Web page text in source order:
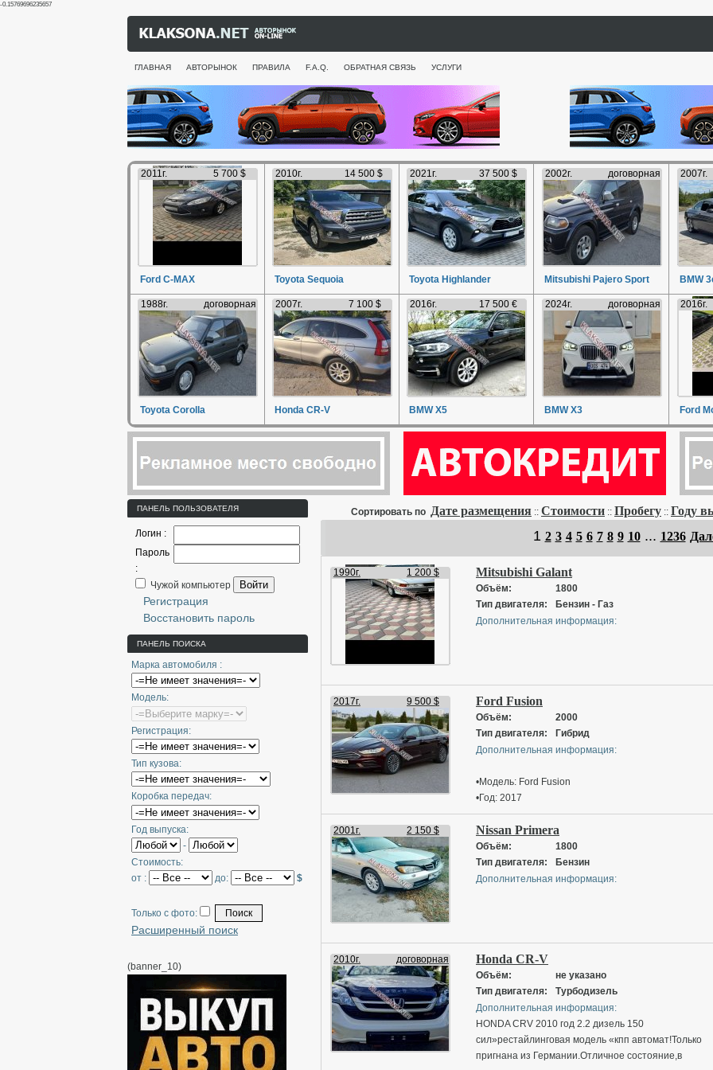
-0.15769696235657
ГЛАВНАЯ АВТОРЫНОК ПРАВИЛА F.A.Q. ОБРАТНАЯ СВЯЗЬ УСЛУГИ
2011г. 5 700 $
Ford C-MAX
2010г. 14 500 $
Toyota Sequoia
2021г. 37 500 $
Toyota Highlander
2002г. договорная
Mitsubishi Pajero Sport
2007г.
BMW
1988г. договорная
Toyota Corolla
2007г. 7 100 $
Honda CR-V
2016г. 17 500 €
BMW X5
2024г. договорная
BMW X3
2016г.
Ford
ПАНЕЛЬ ПОЛЬЗОВАТЕЛЯ
Логин :
Пароль
:
Чужой компьютер
Войти
Регистрация
Восстановить пароль
ПАНЕЛЬ ПОИСКА
Марка автомобиля :
Модель:
Регистрация:
Тип кузова:
Коробка передач:
Год выпуска:
-
Стоимость:
от :
до: $
Только с фото:
Расширенный поиск
(banner_10)
Сортировать по Дате размещения :: Стоимости :: Пробегу :: Году
1 2 3 4 5 6 7 8 9 10... 1236
1990г. 1 200 $ Mitsubishi Galant
Объём:
1800
Тип двигателя:
Бензин - Газ
Дополнительная информация:
2017г. 9 500 $ Ford Fusion
Объём:
2000
Тип двигателя:
Гибрид
Дополнительная информация:
•Модель: Ford Fusion
•Год: 2017
•Кузов: Седан
•Объём: 2.0 Гибрид
•Пробег:122.000миль
•КПП: Автомат
•Привод: Передний
TRADE-IN (Обмен с доплатой)
Описание:
По комплектации:
⁃ Тканевый темный салон
⁃ 2-зонный климат-контроль
⁃ Кондиционер
⁃ Запуск двигателя с кнопки
2001г. 2 150 $ Nissan Primera
Объём:
1800
Тип двигателя:
Бензин
Дополнительная информация:
Срочная продажа Надёжный японец хорошее
состояние торг уместен реальному клиенту
2010г. договорная Honda CR-V
Объём:
не указано
Тип двигателя:
Турбодизель
Дополнительная информация:
HONDA CRV 2010 год 2.2 дизель 150
сил»рестайлинговая модель «кпп автомат!Только
пригнана из Германии.Отличное состояние,в